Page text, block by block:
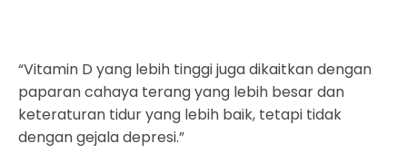
“Vitamin D yang lebih tinggi juga dikaitkan dengan
paparan cahaya terang yang lebih besar dan
keteraturan tidur yang lebih baik, tetapi tidak
dengan gejala depresi.”